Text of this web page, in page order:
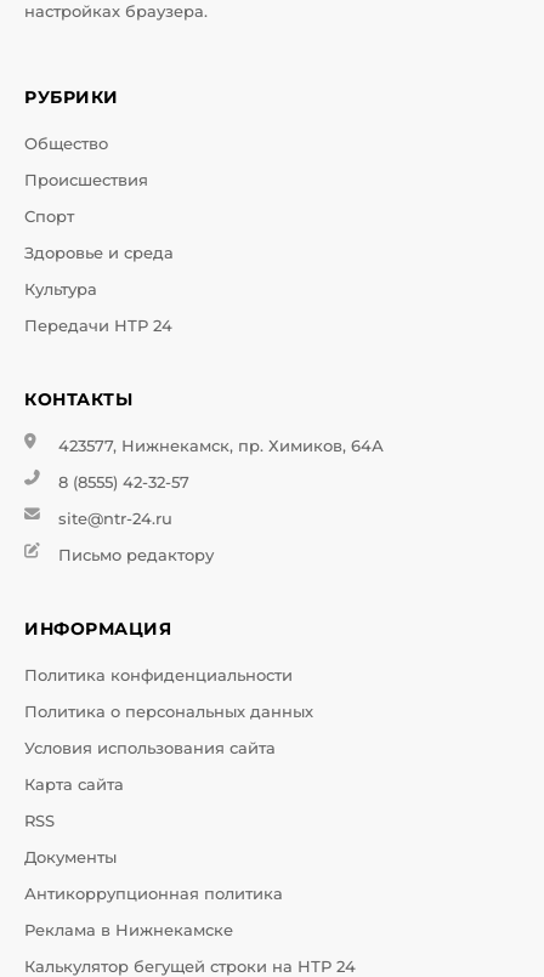
настройках браузера.
РУБРИКИ
Общество
Происшествия
Спорт
Здоровье и среда
Культура
Передачи НТР 24
КОНТАКТЫ
423577, Нижнекамск, пр. Химиков, 64А
8 (8555) 42-32-57
site@ntr-24.ru
Письмо редактору
ИНФОРМАЦИЯ
Политика конфиденциальности
Политика о персональных данных
Условия использования сайта
Карта сайта
RSS
Документы
Антикоррупционная политика
Реклама в Нижнекамске
Калькулятор бегущей строки на НТР 24